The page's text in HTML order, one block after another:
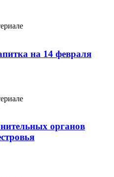
на 14 февраля
органов